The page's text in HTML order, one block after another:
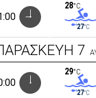
28°C
27°C
7
29°C
27°C